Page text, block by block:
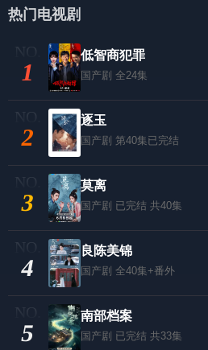
热门电视剧
1
低智商犯罪
国产剧 全24集
2
逐玉
国产剧 第40集已完结
3
莫离
国产剧 已完结 共40集
4
良陈美锦
国产剧 全40集+番外
5
南部档案
国产剧 已完结 共33集